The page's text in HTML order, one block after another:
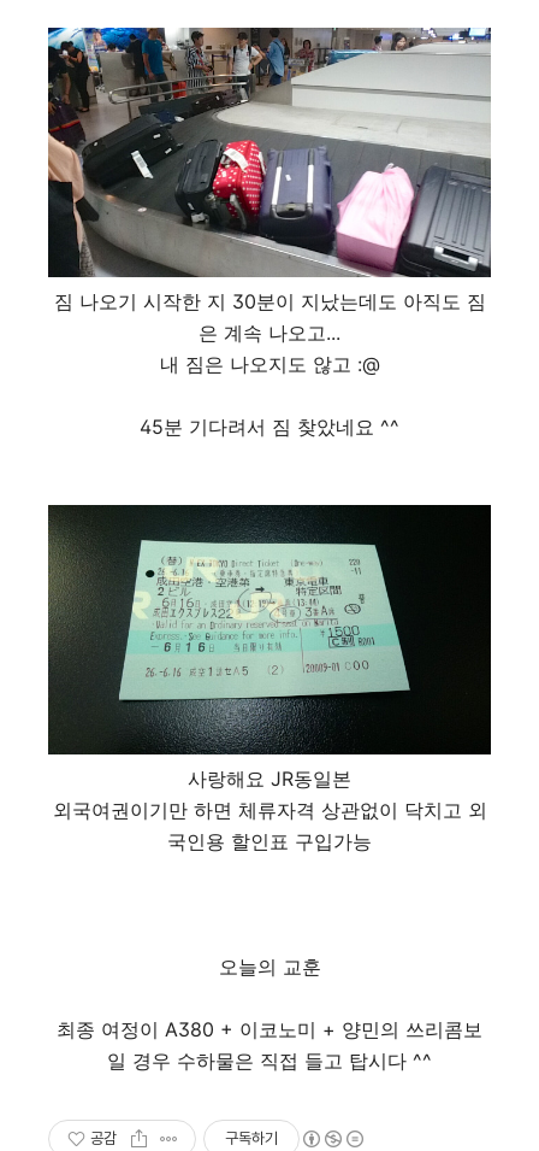
짐 나오기 시작한 지 30분이 지났는데도 아직도 짐
은 계속 나오고...
내 짐은 나오지도 않고 :@
45분 기다려서 짐 찾았네요 ^^
사랑해요 JR동일본
외국여권이기만 하면 체류자격 상관없이 닥치고 외
국인용 할인표 구입가능
오늘의 교훈
최종 여정이 A380 + 이코노미 + 양민의 쓰리콤보
일 경우 수하물은 직접 들고 탑시다 ^^
공감 구독하기